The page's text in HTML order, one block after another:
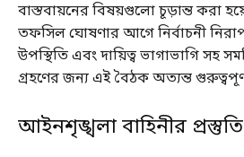
বাস্তবায়নের বিষয়গুলো চূড়ান্ত করা
তফসিল ঘোষণার আগে নির্বাচনী
উপস্থিতি এবং দায়িত্ব ভাগাভাগি সহ
গ্রহণের জন্য এই বৈঠক অত্যন্ত
আইনশৃঙ্খলা বাহিনীর প্রস্তুতি